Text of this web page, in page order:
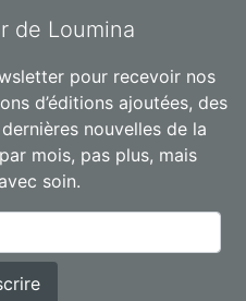
de Loumina
pour recevoir nos
d’éditions ajoutées, des
nouvelles de la
mois, pas plus, mais
soin.